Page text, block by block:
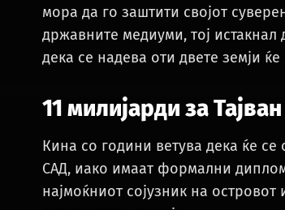
мора да го заштити својот
државните медиуми, тој
дека се надева оти двете земји
11 милијарди за
Кина со години ветува дека ќе се
САД, иако имаат формални
најмоќниот сојузник на